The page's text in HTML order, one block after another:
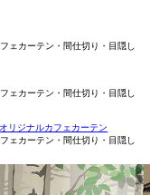
ェカーテン・間仕切り・目隠し
ェカーテン・間仕切り・目隠し
オリジナルカフェカーテン
ェカーテン・間仕切り・目隠し